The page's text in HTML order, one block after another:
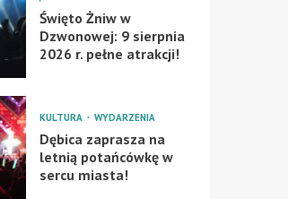
Święto Żniw w
Dzwonowej: 9 sierpnia
2026 r. pełne atrakcji!
KULTURA WYDARZENIA
Dębica zaprasza na
letnią potańcówkę w
sercu miasta!